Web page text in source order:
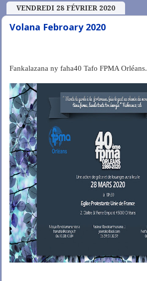
VENDREDI 28 FÉVRIER 2020
Volana Febroary 2020
Fankalazana ny faha40 Tafo FPMA Orléans.